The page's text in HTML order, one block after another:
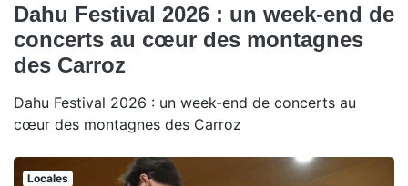
Dahu Festival 2026 : un week-end de
concerts au cœur des montagnes
des Carroz
Dahu Festival 2026 : un week-end de concerts au
cœur des montagnes des Carroz
Locales